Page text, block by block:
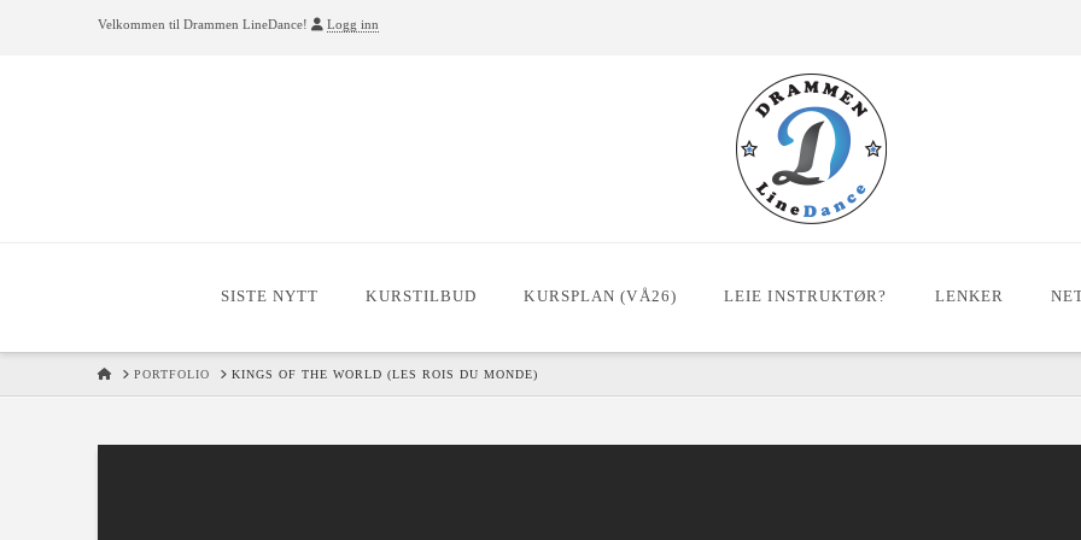
Velkommen til Drammen LineDance! Logg inn
SISTE NYTT KURSTILBUD KURSPLAN (VÅ26) LEIE INSTRUKTØR? LENKER
HOMEPORTFOLIO KINGS OF THE WORLD (LES ROIS DU MONDE)